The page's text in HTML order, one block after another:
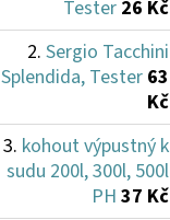
Tester 26 Kč
Sergio Tacchini
Splendida, Tester 63
Kč
kohout výpustný k
sudu 200l, 300l, 500l
PH 37 Kč